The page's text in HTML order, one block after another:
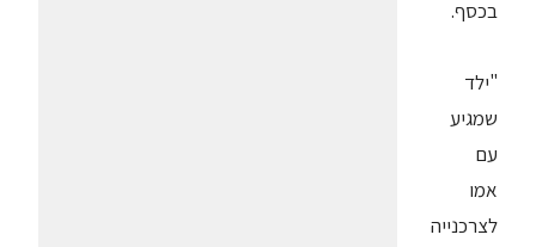
בכסף.
"ילד
שמגיע
עם
אמו
לצרכנייה